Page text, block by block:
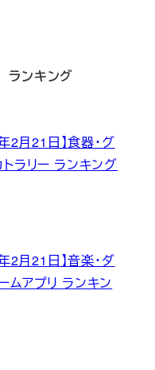
ランキング
2月21日】食器・グ
トラリー ランキング
2月21日】音楽・ダ
ムアプリ ランキン